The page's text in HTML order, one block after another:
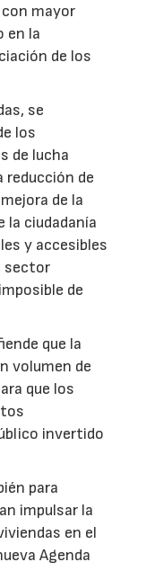
mayor
en la
de los
se
los
de lucha
de
de la
la ciudadanía
y accesibles
sector
de
que la
volumen de
que los
invertido
para
impulsar la
en el
Agenda